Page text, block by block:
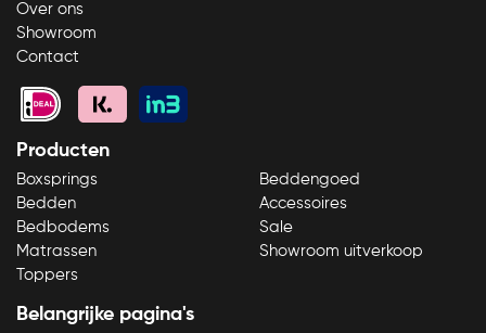
Direct bellen
Over ons
Showroom
Contact
Producten
Boxsprings
Bedden
Bedbodems
Matrassen
Toppers
Beddengoed
Accessoires
Sale
Showroom uitverkoop
Belangrijke pagina's